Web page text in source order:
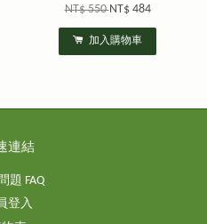
NT$ 550NT$ 484
加入購物車
連結
題 FAQ
登入